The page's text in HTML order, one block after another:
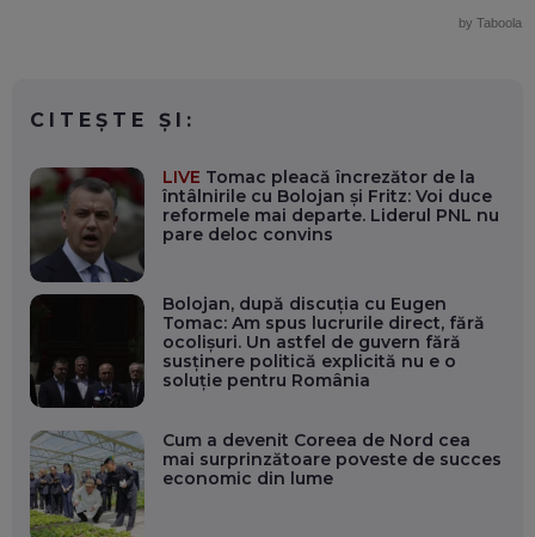
by Taboola
CITEȘTE ȘI:
LIVE Tomac pleacă încrezător de la
întâlnirile cu Bolojan și Fritz: Voi duce
reformele mai departe. Liderul PNL nu
pare deloc convins
Bolojan, după discuția cu Eugen
Tomac: Am spus lucrurile direct, fără
ocolișuri. Un astfel de guvern fără
susținere politică explicită nu e o
soluție pentru România
Cum a devenit Coreea de Nord cea
mai surprinzătoare poveste de succes
economic din lume